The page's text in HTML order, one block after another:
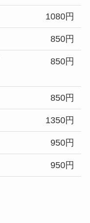
1080円
850円
850円
850円
1350円
950円
950円